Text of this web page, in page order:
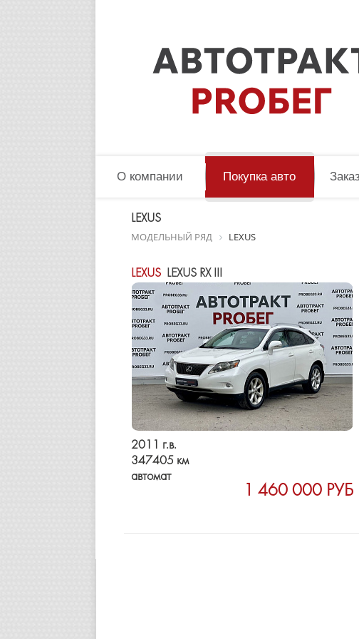
О компании Покупка авто
LEXUS
МОДЕЛЬНЫЙ РЯД LEXUS
LEXUS LEXUS RX III
2011 г.в.
347405 км
автомат
1 460 000 РУБ